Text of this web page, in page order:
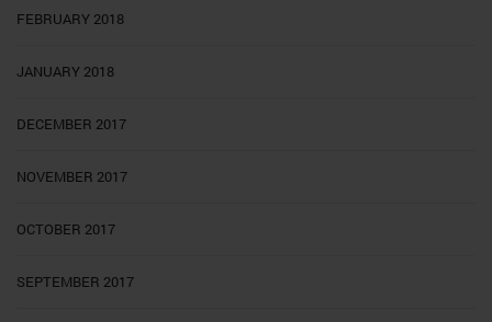
FEBRUARY 2018
JANUARY 2018
DECEMBER 2017
NOVEMBER 2017
OCTOBER 2017
SEPTEMBER 2017